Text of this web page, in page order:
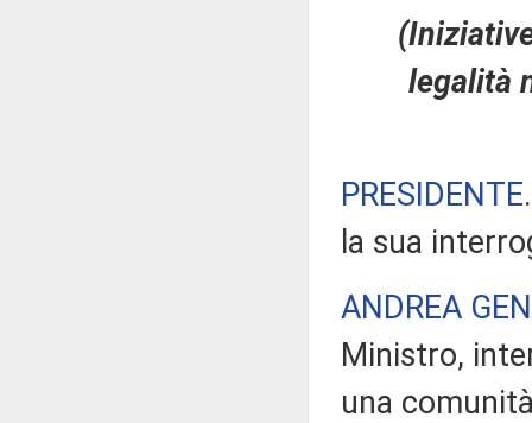
legalità
PRESIDENTE
la sua
ANDREA
Ministro,
una